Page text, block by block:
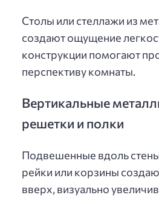
Столы или стеллажи из
создают ощущение
конструкции помогают
перспективу комнаты.
Вертикальные
решетки и полки
Подвешенные вдоль
рейки или корзины
вверх, визуально